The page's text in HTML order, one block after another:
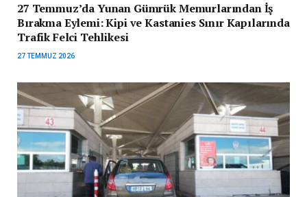
27 Temmuz’da Yunan Gümrük Memurlarından İş
Bırakma Eylemi: Kipi ve Kastanies Sınır Kapılarında
Trafik Felci Tehlikesi
27 TEMMUZ 2026